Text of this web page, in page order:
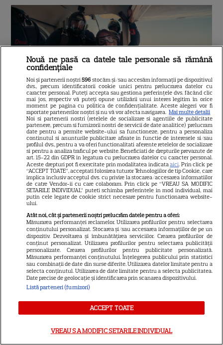
The Upshaws: Part 6 – SERIAL NETFLIX
Titlu localizat: Ce mai face familia Upshaw:
Partea 6
Deși continuă să treacă prin schimbări, ceva
rămâne la fel: cei din familia Upshaw sunt
uniți trup și suflet chiar și când se
ciondănesc.
10 IANUARIE 2025
Alpha Males: Season 3 – SERIAL NETFLIX
CLOSE
Nouă ne pasă ca datele tale personale să rămână
confidențiale
Noi și partenerii noștri596 stocăm și/sau accesăm informații pe dispozitivul
dvs., precum identificatorii cookie unici pentru prelucrarea datelor cu
caracter personal. Puteți accepta sau gestiona preferințele dvs. făcând clic
mai jos, respectiv vă puteți opune utilizării unui interes legitim în orice
moment pe pagina cu politica de confidențialitate. Aceste alegeri vor fi
raportate partenerilor noștri și nu vă vor afecta navigarea. Mai multe detalii
Noi si partenerii nostri (retelele de socializare si agentiile de publicitate
partenere, precum si furnizorii nostri de servicii de date analitice) prelucram
date pentru a permite website-ului sa functioneze, pentru a personaliza
continutul si anunturile publicitare afisate in functie de interesele si/sau
profilul dvs., pentru a va oferi functionalitati aferente retelelor de socializare
si pentru a analiza traficul pe website. Beneficiati de drepturile prevazute de
art. 15-22 din GDPR in legatura cu prelucrarea datelor cu caracter personal.
Aceste drepturi pot fi exercitate prin modalitatea indicataaici. Prin click pe
“ACCEPT TOATE”, acceptati folosirea tuturor Tehnologiilor de tip Cookie, care
implica inclusiv acceptul dvs. cu privire la stocarea/accesarea informatiilor
de catre Vendor-ii cu care colaboram. Prin click pe “VREAU SA MODIFIC
SETARILE INDIVIDUAL” puteti schimba preferintele in mod individual, mai
putin cele legate de cookie strict necesare pentru functionarea website-
ului.
Atât noi, cât și partenerii noștri prelucrăm datele pentru a oferi:
Măsurarea performanței reclamelor. Utilizarea profilurilor pentru selectarea
conținutului personalizat. Stocarea și/sau accesarea informațiilor de pe un
dispozitiv. Dezvoltarea și îmbunătățirea serviciilor. Crearea profilurilor de
conținut personalizat. Utilizarea profilurilor pentru selectarea publicității
personalizate. Crearea profilurilor pentru publicitate personalizată.
Măsurarea performanței conținutului. Înțelegerea publicului prin statistici
sau combinații de date din surse diferite. Utilizarea datelor limitate pentru a
selecta conținutul. Utilizarea de date limitate pentru a selecta publicitatea.
Date precise de geolocație și identificarea prin scanarea dispozitivului.
Listă parteneri (furnizori)
ACCEPT TOATE
VREAU SA MODIFIC SETARILE INDIVIDUAL